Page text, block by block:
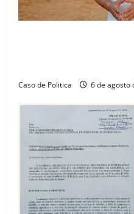
Caso de Politica 6 de agosto